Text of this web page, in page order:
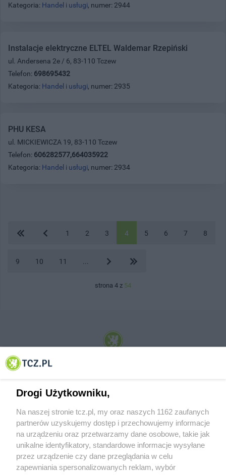
Kategoria: Handel i usługi, numer: 2944
Instalacje elektryczne ELTEL Waldemar Rzepiński
ul. Andersena 2e / 6, 83-110 Tczew
Telefon: 698695432
Kategoria: Handel i usługi, numer: 2935
PHU KESA
ul. MICKIEWICZA 19, 83-110 Tczew
Telefon: 606282577,664035922
Kategoria: Handel i usługi, numer: 2934
1 2 3 4 5 6 7 8
9 10 11
strona 4 z 54
© 2001-2026 Tczew - TCZ.PL Sp. z o.o. Internetowy Serwis Informacyjny Miasta
O FIRMIE POLITYKA PRYWATNOŚCI HOSTING
Drogi Użytkowniku,
Na naszej stronie tcz.pl, my oraz naszych 1162 zaufanych
partnerów uzyskujemy dostęp i przechowujemy informacje
na urządzeniu oraz przetwarzamy dane osobowe, takie jak
unikalne identyfikatory, standardowe informacje wysyłane
przez urządzenie czy dane przeglądania w celu
zapewniania spersonalizowanych reklam, wybór